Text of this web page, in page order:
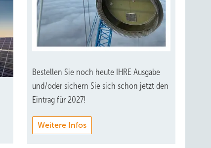
Bestellen Sie noch heute IHRE Ausgabe
und/oder sichern Sie sich schon jetzt den
Eintrag für 2027!
Weitere Infos